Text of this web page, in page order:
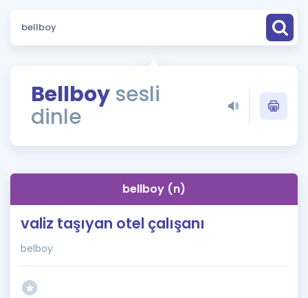
Sözlük
Rehberlik Aracı
ÖSYM Sınav Takvimi
İngilizce Gramer
Hakkımızda
Bellboy sesli
dinle
bellboy (n)
valiz taşıyan otel çalışanı
belboy